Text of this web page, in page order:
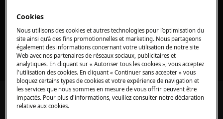
Support pour Service
consommateurs
Recherchez parmi nos articles d'assistance
Cookies
Nous utilisons des cookies et autres technologies pour l’optimisation du
site ainsi qu’à des fins promotionnelles et marketing. Nous partageons
également des informations concernant votre utilisation de notre site
Web avec nos partenaires de réseaux sociaux, publicitaires et
analytiques. En cliquant sur « Autoriser tous les cookies », vous acceptez
l'utilisation des cookies. En cliquant « Continuer sans accepter » vous
bloquez certains types de cookies et votre expérience de navigation et
les services que nous sommes en mesure de vous offrir peuvent être
impactés. Pour plus d'informations, veuillez consulter notre déclaration
relative aux cookies.